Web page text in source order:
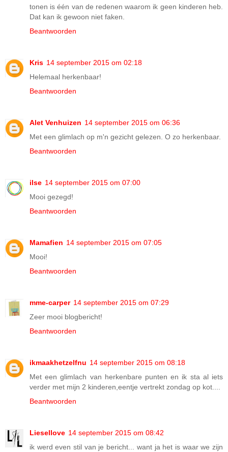
tonen is één van de redenen waarom ik geen kinderen heb.
Dat kan ik gewoon niet faken.
Beantwoorden
Kris 14 september 2015 om 02:18
Helemaal herkenbaar!
Beantwoorden
Alet Venhuizen 14 september 2015 om 06:36
Met een glimlach op m'n gezicht gelezen. O zo herkenbaar.
Beantwoorden
ilse 14 september 2015 om 07:00
Mooi gezegd!
Beantwoorden
Mamafien 14 september 2015 om 07:05
Mooi!
Beantwoorden
mme-carper 14 september 2015 om 07:29
Zeer mooi blogbericht!
Beantwoorden
ikmaakhetzelfnu 14 september 2015 om 08:18
Met een glimlach van herkenbare punten en ik sta al iets
verder met mijn 2 kinderen,eentje vertrekt zondag op kot....
Beantwoorden
Liesellove 14 september 2015 om 08:42
ik werd even stil van je bericht... want ja het is waar we zijn